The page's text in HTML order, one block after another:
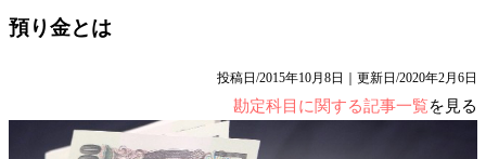
預り金とは
投稿日/2015年10月8日｜更新日/2020年2月6日
勘定科目に関する記事一覧を見る